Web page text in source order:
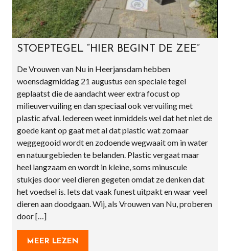
STOEPTEGEL “HIER BEGINT DE ZEE”
De Vrouwen van Nu in Heerjansdam hebben
woensdagmiddag 21 augustus een speciale tegel
geplaatst die de aandacht weer extra focust op
milieuvervuiling en dan speciaal ook vervuiling met
plastic afval. Iedereen weet inmiddels wel dat het niet de
goede kant op gaat met al dat plastic wat zomaar
weggegooid wordt en zodoende wegwaait om in water
en natuurgebieden te belanden. Plastic vergaat maar
heel langzaam en wordt in kleine, soms minuscule
stukjes door veel dieren gegeten omdat ze denken dat
het voedsel is. Iets dat vaak funest uitpakt en waar veel
dieren aan doodgaan. Wij, als Vrouwen van Nu, proberen
door […]
MEER LEZEN